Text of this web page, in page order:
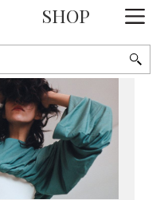
SHOP